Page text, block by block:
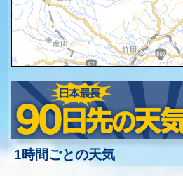
1時間ごとの天気